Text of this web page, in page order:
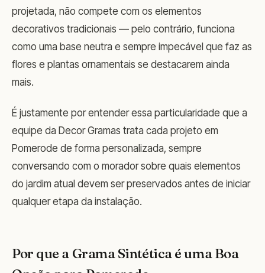
projetada, não compete com os elementos
decorativos tradicionais — pelo contrário, funciona
como uma base neutra e sempre impecável que faz as
flores e plantas ornamentais se destacarem ainda
mais.
É justamente por entender essa particularidade que a
equipe da Decor Gramas trata cada projeto em
Pomerode de forma personalizada, sempre
conversando com o morador sobre quais elementos
do jardim atual devem ser preservados antes de iniciar
qualquer etapa da instalação.
Por que a Grama Sintética é uma Boa